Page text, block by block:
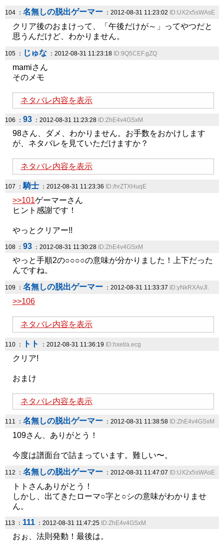
104 ： 名無しの脱出ゲーマー ：2012-08-31 11:23:02 ID:UX2x5sWAsE
クリア後のおまけって、「午後だけが～」ってやつだと
思うんだけど、わかりません。
105 ： じゅな ：2012-08-31 11:23:18 ID:9Q5CEF.gZQ
mamiさん
そのメモ
ネタバレ内容を表示
106 ： 93 ：2012-08-31 11:23:28 ID:ZhE4v4GSxM
98さん、ダメ、わかりません。お手数をおかけします
が、ネタバレを見ていただけますか？
ネタバレ内容を表示
107 ：騎士 ：2012-08-31 11:23:36 ID:/hrZTXHuqE
>>101ゲーマーさん
ヒント感謝です！
やっとクリアー!!
108 ： 93 ：2012-08-31 11:30:28 ID:ZhE4v4GSxM
やっと手順2の○○○○の意味が分かりました！上下だった
んですね。
109 ： 名無しの脱出ゲーマー ：2012-08-31 11:33:37 ID:yNkRXAvJl.
>>106
ネタバレ内容を表示
110 ： トト ：2012-08-31 11:36:19 ID:hxet/a.ecg
クリア!
おまけ
ネタバレ内容を表示
111 ： 名無しの脱出ゲーマー ：2012-08-31 11:38:58 ID:ZhE4v4GSxM
109さん、ありがとう！
今度は譜面台で詰まっています。難しい〜。
112 ： 名無しの脱出ゲーマー ：2012-08-31 11:47:07 ID:UX2x5sWAsE
トトさんありがとう！
しかし、出てきたローマ○字と○シの意味がわかりませ
ん。
113 ： 111 ：2012-08-31 11:47:25 ID:ZhE4v4GSxM
おぉ、法則発動！最後は。